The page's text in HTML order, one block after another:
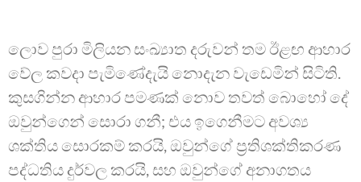
ලොව පුරා මිලියන සංඛ්‍යාත දරුවන් තම ඊළඟ ආහාර
වේල කවදා පැමිණේදැයි නොදැන වැඩෙමින් සිටිති.
කුසගින්න ආහාර පමණක් නොව තවත් බොහෝ දේ
ඔවුන්ගෙන් සොරා ගනී; එය ඉගෙනීමට අවශ්‍ය
ශක්තිය සොරකම් කරයි, ඔවුන්ගේ ප්‍රතිශක්තිකරණ
පද්ධතිය දුර්වල කරයි, සහ ඔවුන්ගේ අනාගතය